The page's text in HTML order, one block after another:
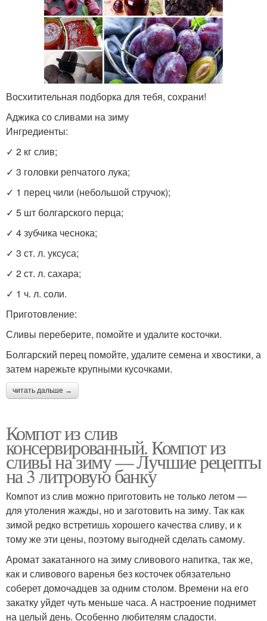
Восхитительная подборка для тебя, сохрани!
Аджика со сливами на зиму
Ингредиенты:
✓ 2 кг слив;
✓ 3 головки репчатого лука;
✓ 1 перец чили (небольшой стручок);
✓ 5 шт болгарского перца;
✓ 4 зубчика чеснока;
✓ 3 ст. л. уксуса;
✓ 2 ст. л. сахара;
✓ 1 ч. л. соли.
Приготовление:
Сливы переберите, помойте и удалите косточки.
Болгарский перец помойте, удалите семена и хвостики, а
затем нарежьте крупными кусочками.
читать дальше →
Компот из слив
консервированный. Компот из
сливы на зиму — Лучшие рецепты
на 3 литровую банку
Компот из слив можно приготовить не только летом —
для утоления жажды, но и заготовить на зиму. Так как
зимой редко встретишь хорошего качества сливу, и к
тому же эти цены, поэтому выгодней сделать самому.
Аромат закатанного на зиму сливового напитка, так же,
как и сливового варенья без косточек обязательно
соберет домочадцев за одним столом. Времени на его
закатку уйдет чуть меньше часа. А настроение поднимет
на целый день. Особенно любителям сладости.